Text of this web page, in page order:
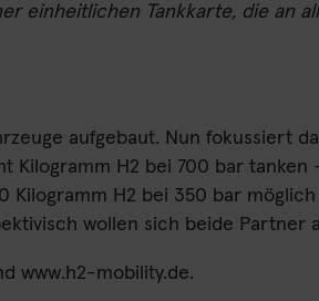
einheitlichen Tankkarte, die an
aufgebaut. Nun fokussiert
Kilogramm H2 bei 700 bar
H2 bei 350 bar
wollen sich beide Partner
www.h2-mobility.de.